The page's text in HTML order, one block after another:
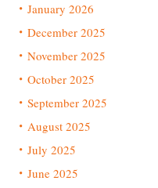
January 2026
December 2025
November 2025
October 2025
September 2025
August 2025
July 2025
June 2025